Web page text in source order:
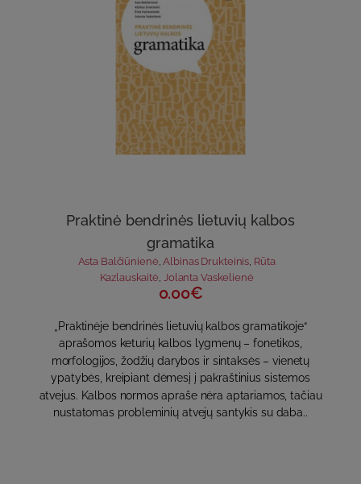
Praktinė bendrinės lietuvių kalbos
gramatika
Asta Balčiūnienė,Albinas Drukteinis, Rūta
Kazlauskaitė
Jolanta Vaskelienė
0.00€
„Praktinėje bendrinės lietuvių kalbos gramatikoje“
aprašomos keturių kalbos lygmenų – fonetikos,
morfologijos, žodžių darybos ir sintaksės – vienetų
ypatybės, kreipiant dėmesį į pakraštinius sistemos
atvejus. Kalbos normos apraše nėra aptariamos, tačiau
nustatomas probleminių atvejų santykis su daba..